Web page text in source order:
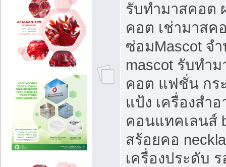
รับทำมาสคอต
คอต เช่ามาสค
ซ่อมMascot จ
mascot รับทำ
คอต แฟชั่น กระ
แป้ง เครื่องสำ
คอนแทคเลนส์
สร้อยคอ
เครื่องประดับ ร